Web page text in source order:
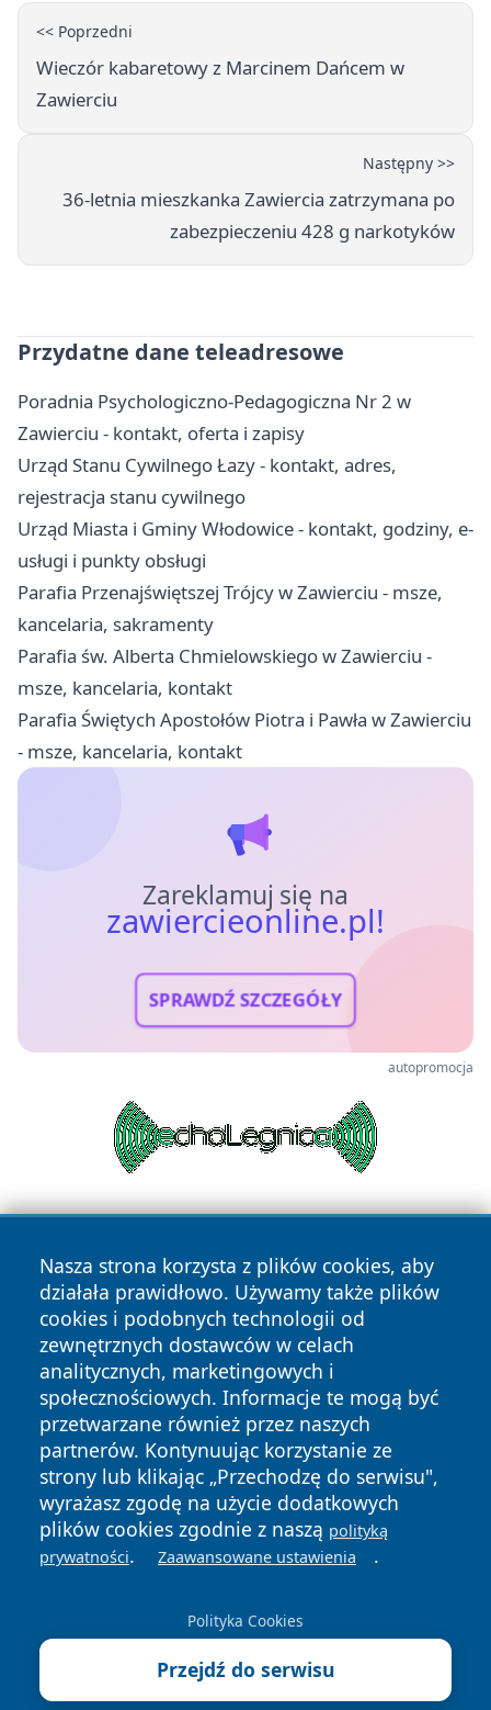
<< Poprzedni
Wieczór kabaretowy z Marcinem Dańcem w
Zawierciu
Następny >>
36-letnia mieszkanka Zawiercia zatrzymana po
zabezpieczeniu 428 g narkotyków
Przydatne dane teleadresowe
Poradnia Psychologiczno-Pedagogiczna Nr 2 w
Zawierciu - kontakt, oferta i zapisy
Urząd Stanu Cywilnego Łazy - kontakt, adres,
rejestracja stanu cywilnego
Urząd Miasta i Gminy Włodowice - kontakt, godziny, e-
usługi i punkty obsługi
Parafia Przenajświętszej Trójcy w Zawierciu - msze,
kancelaria, sakramenty
Parafia św. Alberta Chmielowskiego w Zawierciu -
msze, kancelaria, kontakt
Parafia Świętych Apostołów Piotra i Pawła w Zawierciu
- msze, kancelaria, kontakt
Zareklamuj się na
zawiercieonline.pl!
SPRAWDŹ SZCZEGÓŁY
autopromocja
Nasza strona korzysta z plików cookies, aby
działała prawidłowo. Używamy także plików
cookies i podobnych technologii od
zewnętrznych dostawców w celach
analitycznych, marketingowych i
społecznościowych. Informacje te mogą być
przetwarzane również przez naszych
partnerów. Kontynuując korzystanie ze
strony lub klikając „Przechodzę do serwisu",
wyrażasz zgodę na użycie dodatkowych
plików cookies zgodnie z naszą polityką
prywatności. Zaawansowane ustawienia .
Polityka Cookies
Przejdź do serwisu
Copyright © 2026 zawiercieonline.pl Wszystkie prawa
zastrzeżone.
News Autorzy
Polityka
Prywatności
Polityka
Cookies